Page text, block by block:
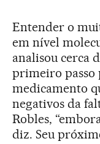
Entender o
em nível
analisou cerca
primeiro passo
medicamento
negativos da
Robles,
diz. Seu